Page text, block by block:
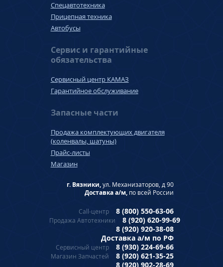
Спецавтотехника
Прицепная техника
Автобусы
Сервис и гарантийные
обязательства
Сервисный центр КАМАЗ
Гарантийное обслуживание
Запасные части
Продажа комплектующих двигателя
(коленвалы, шатуны)
Прайс-листы
Магазин
г. Вязники,ул. Механизаторов, д 90
Доставка а/м, по всей России
Call-центр 8 (800) 550-63-06
Продажа Автотехники
8 (920) 620-99-69
8 (920) 920-38-08
Доставка а/м по РФ
Сервисный центр 8 (930) 224-69-66
Магазин Запчастей
8 (920) 621-35-25
8 (920) 902-28-69